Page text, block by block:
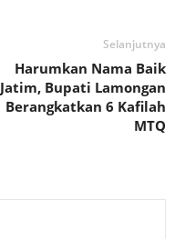
Selanjutnya
Harumkan Nama Baik
Jatim, Bupati Lamongan
Berangkatkan 6 Kafilah
MTQ